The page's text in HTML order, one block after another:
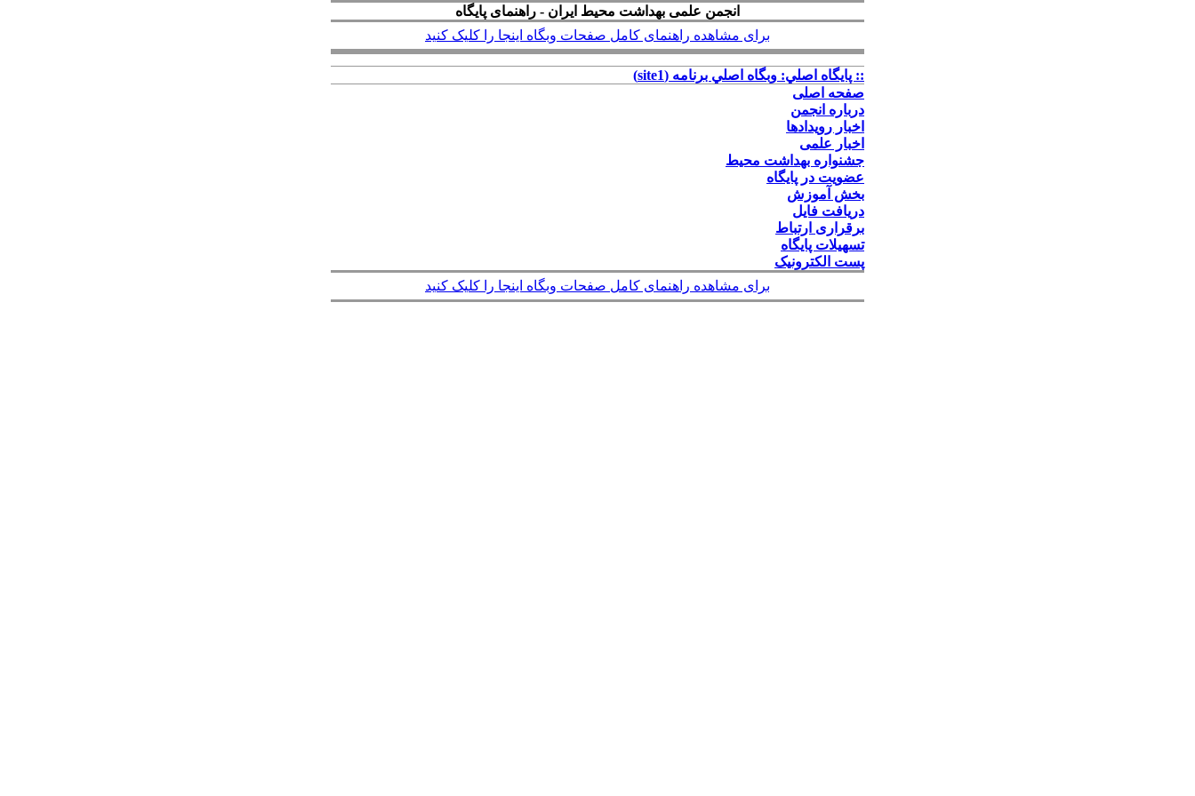
انجمن علمی بهداشت محیط ایران - راهنمای پایگاه
برای مشاهده راهنمای کامل صفحات وبگاه اینجا را کلیک کنید
:: پايگاه اصلي: وبگاه اصلي برنامه (site1)
صفحه اصلی
درباره انجمن
اخبار رویدادها
اخبار علمی
جشنواره بهداشت محیط
عضویت در پایگاه
بخش آموزش
دریافت فایل
برقراری ارتباط
تسهیلات پایگاه
پست الکترونیک
برای مشاهده راهنمای کامل صفحات وبگاه اینجا را کلیک کنید